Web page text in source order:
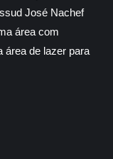
José Nachef
área com
área de lazer para